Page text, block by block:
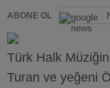
ABONE OL
Türk Halk
Turan ve yeğeni